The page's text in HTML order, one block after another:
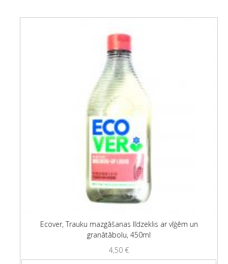
Ecover, Trauku mazgāšanas līdzeklis ar vīģēm un
granātābolu, 450ml
4,50 €